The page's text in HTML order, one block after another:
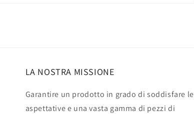
LA NOSTRA MISSIONE
Garantire un prodotto in grado di soddisfare le
aspettative e una vasta gamma di pezzi di